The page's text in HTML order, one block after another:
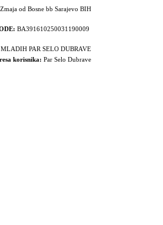
Zmaja od Bosne bb Sarajevo BIH
BA391610250031190009
PAR SELO DUBRAVE
korisnika: Par Selo Dubrave